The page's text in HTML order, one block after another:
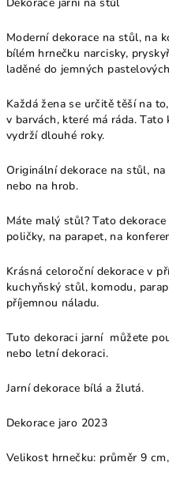
Moderní dekorace na stůl, na
bílém hrnečku narcisky,
laděné do jemných
Každá žena se určitě těší na
v barvách, které má ráda.
vydrží dlouhé roky.
Originální dekorace na stůl,
nebo na hrob.
Máte malý stůl? Tato
poličky, na parapet, na
Krásná celoroční dekorace v
kuchyňský stůl, komodu,
příjemnou náladu.
Tuto dekoraci jarní můžete
nebo letní dekoraci.
Jarní dekorace bílá a žlutá.
Dekorace jaro 2023
Velikost hrnečku: průměr 9